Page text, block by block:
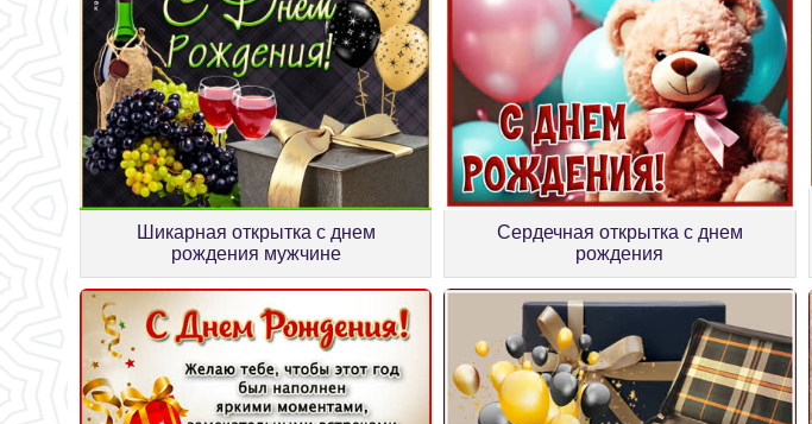
Шикарная открытка с днем
рождения мужчине
Сердечная открытка с днем
рождения